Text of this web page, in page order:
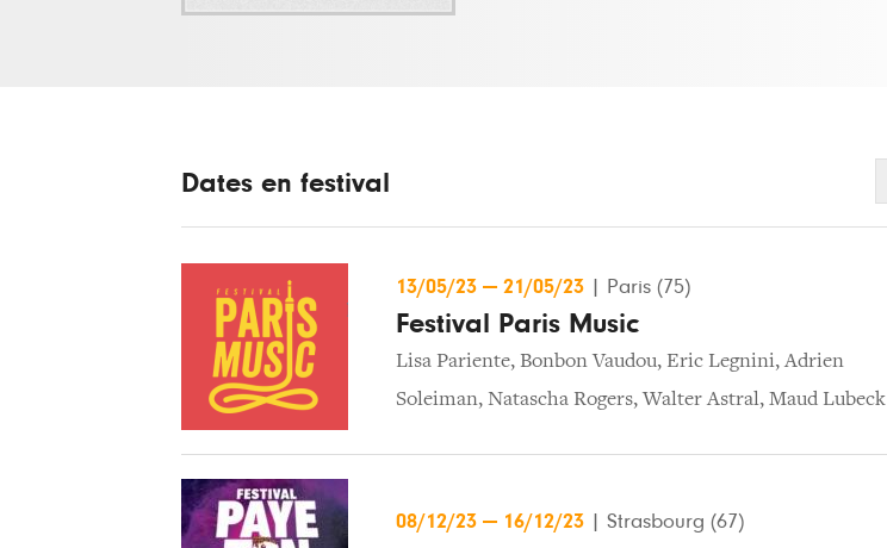
Dates en festival
13/05/23 — 21/05/23 Paris (75)
Festival Paris Music
Lisa Pariente, Bonbon Vaudou, Eric Legnini,Adrien
Soleiman, Natascha Rogers,Walter Astral, Maud Lubeck
08/12/23 — 16/12/23 Strasbourg (67)